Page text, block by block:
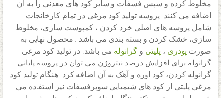
مخلوط کرده و سپس فسفات و سایر کود های معدنی را به آن
اضافه می کنند. پروسه تولید کود مرغی در تمام کارخانجات
شامل پروسه های اصلی خرد کردن ، کمپوست سازی، مخلوط
سازی، خشک کردن و بسته بندی می باشد . محصول نهایی به
صورت پودری ، پلیتی و گرانوله می باشد. در تولید کود مرغی
گرانوله برای افزایش درصد نیتروژن می توان در پروسه پایانی
گرانوله کردن، کود اوره و آهک به آن اضافه کرد. هنگام تولید کود
مرغی پلیتی از کود های شیمیایی سوپرفسفات نیز استفاده می